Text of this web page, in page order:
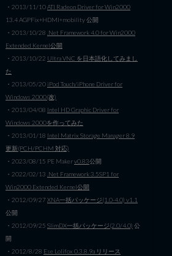
・2013/11/10ATI Radeon Driver for Win2000
13.4 AGPFix+HDMI+mobility 公開
・2013/10/28 .Net Framework 4.0 for Win2000
Extended Kernel公開
・2013/10/22 Ultra VNC を日本語化してみまし
た
・2013/05/20 iPod Touch/iPhone Driver for
Windows 2000(改)
・2013/04/08 Intel HD Graphic Driver for
Windows 2000を作ってみた
・2013/01/18 Intel Matrix Storage Manager 8.9
更新(PCH/PCHM 対応)
・2023/08/15 PE Makerv0.83公開
・2022/02/13 .Net Framework 3.5SP1 for
Win2000 Extended Kernel公開
・2012/09/27XNA一括パッケージ(1.0-4.0) v1.1
公開
・2012/09/25 SlimDX一括パッケージ(2.0/4.0) 公
開
・2012/8/28 Ese Lolifox 0.3.8.9a リリース